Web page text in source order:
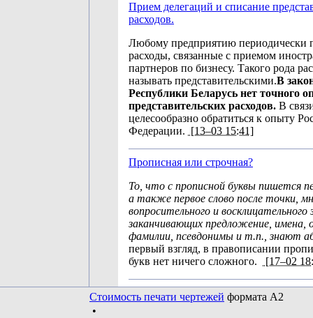
Прием делегаций и списание
расходов.
Любому предприятию периодически
расходы, связанные с приемом
партнеров по бизнесу. Такого рода
называть представительскими.В
Республики Беларусь нет точного
представительских расходов. В
целесообразно обратиться к опыту
Федерации. [13–03 15:41]
Прописная или строчная?
То, что с прописной буквы пишется
а также первое слово после точки,
вопросительного и восклицательного
заканчивающих предложение, имена,
фамилии, псевдонимы и т.п., знают
первый взгляд, в правописании
букв нет ничего сложного.
[17–02
Стоимость печати чертежей формата А2
•